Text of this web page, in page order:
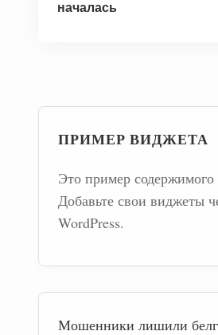
началась
ПРИМЕР ВИДЖЕТА
Это пример содержимого
Добавьте свои виджеты
WordPress.
Мошенники лишили